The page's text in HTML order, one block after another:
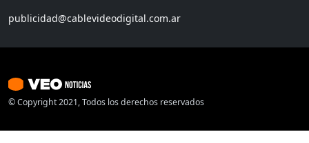
publicidad@cablevideodigital.com.ar
© Copyright 2021, Todos los derechos reservados